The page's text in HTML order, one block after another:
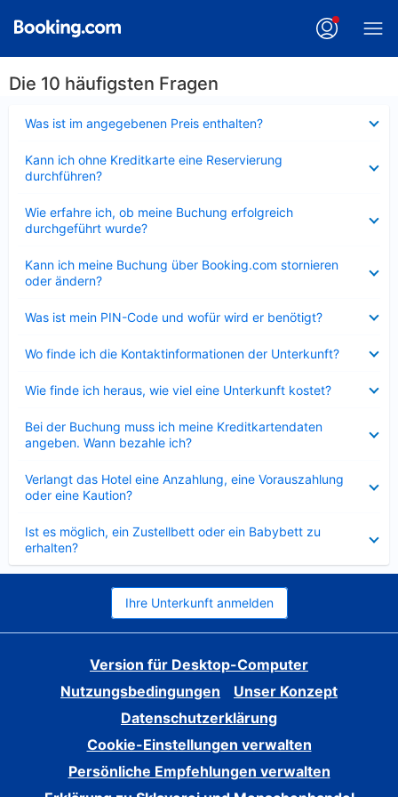
Die 10 häufigsten Fragen
Was ist im angegebenen Preis enthalten?
Kann ich ohne Kreditkarte eine Reservierung
durchführen?
Wie erfahre ich, ob meine Buchung erfolgreich
durchgeführt wurde?
Kann ich meine Buchung über Booking.com stornieren
oder ändern?
Was ist mein PIN-Code und wofür wird er benötigt?
Wo finde ich die Kontaktinformationen der Unterkunft?
Wie finde ich heraus, wie viel eine Unterkunft kostet?
Bei der Buchung muss ich meine Kreditkartendaten
angeben. Wann bezahle ich?
Verlangt das Hotel eine Anzahlung, eine Vorauszahlung
oder eine Kaution?
Ist es möglich, ein Zustellbett oder ein Babybett zu
erhalten?
Ihre Unterkunft anmelden
Version für Desktop-Computer
Nutzungsbedingungen
Unser Konzept
Datenschutzerklärung
Cookie-Einstellungen verwalten
Persönliche Empfehlungen verwalten